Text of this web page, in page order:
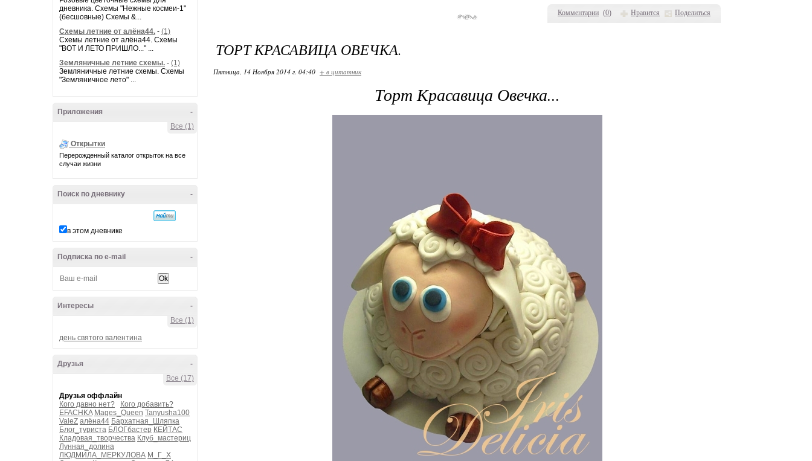
дневника. Схемы "Нежные космеи-1"
(бесшовные) Схемы &...
Схемы летние от алёна44. - (1)
Схемы летние от алёна44. Схемы
"ВОТ И ЛЕТО ПРИШЛО..." ...
Земляничные летние схемы. - (1)
Земляничные летние схемы. Схемы
"Земляничное лето" ...
-
Приложения
Все (1)
Открытки
Перерожденный каталог открыток на все
случаи жизни
-
Поиск по дневнику
в этом дневнике
-
Подписка по e-mail
-
Интересы
Все (1)
день святого валентина
-
Друзья
Все (17)
Друзья оффлайн
Кого давно нет?
Кого добавить?
EFACHKA Mages_Queen Tanyusha100
ValeZ алёна44 Бархатная_Шляпка
Блог_туриста БЛОГбастер КЕЙТАС
Кладовая_творчества Клуб_мастериц
Лунная_долина
ЛЮДМИЛА_МЕРКУЛОВА М_Г_Х
Комментарии (0) Нравится Поделиться
ТОРТ КРАСАВИЦА ОВЕЧКА.
Пятница, 14 Ноября 2014 г. 04:40 + в цитатник
Торт Красавица Овечка...